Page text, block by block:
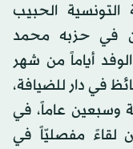
التونسية الحبيب
في حزبه محمد
أياماً من شهر
في دار للضيافة،
عاماً، في
لقاءً مفصليّاً في